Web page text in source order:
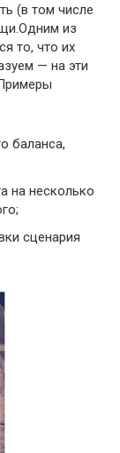
(в том числе
из
то, что их
— на эти
баланса,
на несколько
сценария